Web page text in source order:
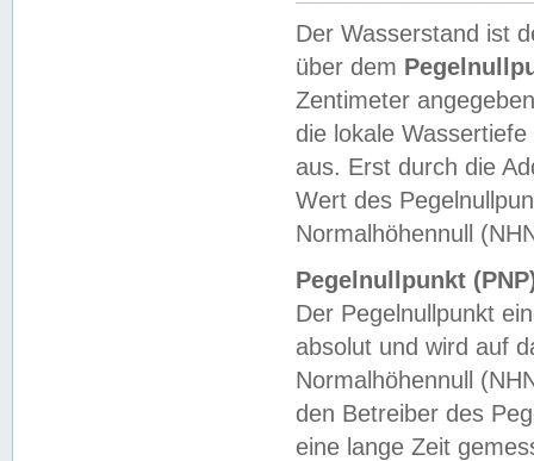
Der Wasserstand ist
über dem
Zentimeter
die lokale
aus. Erst durch die
Wert des
Normalhöhennull
Pegelnullpunkt
Der Pegelnullpunkt
absolut und wird auf
Normalhöhennull
den Betreiber des
eine lange Zeit